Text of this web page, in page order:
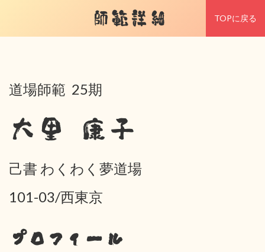
師範詳細 TOPに戻る
道場師範 25期
大里 康子
己書 わくわく夢道場
101-03/西東京
プロフィール